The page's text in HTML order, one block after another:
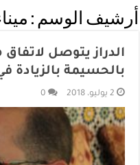
أرشيف الوسم :
الدراز يتوصل
بالحسيمة بالزيادة
2 يوليو، 2018 0